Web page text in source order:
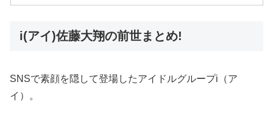
i(アイ)佐藤大翔の前世まとめ!
SNSで素顔を隠して登場したアイドルグループi（ア
イ）。